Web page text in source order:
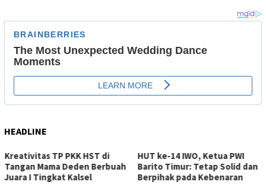
HEADLINE
Kreativitas TP PKK HST di
Tangan Mama Deden Berbuah
Juara I Tingkat Kalsel
HUT ke-14 IWO, Ketua PWI
Barito Timur: Tetap Solid dan
Berpihak pada Kebenaran